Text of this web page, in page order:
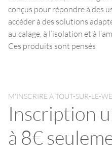
conçus pour répondre à des
accéder à des solutions
au calage, à l’isolation et à
Ces produits sont pensés
M'INSCRIRE A TOUT-SUR-LE-
Inscription
à 8€